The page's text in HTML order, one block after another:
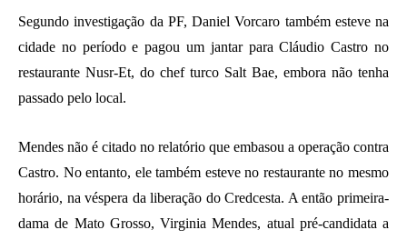
Segundo investigação da PF, Daniel Vorcaro também esteve na
cidade no período e pagou um jantar para Cláudio Castro no
restaurante Nusr-Et, do chef turco Salt Bae, embora não tenha
passado pelo local.
Mendes não é citado no relatório que embasou a operação contra
Castro. No entanto, ele também esteve no restaurante no mesmo
horário, na véspera da liberação do Credcesta. A então primeira-
dama de Mato Grosso, Virginia Mendes, atual pré-candidata a